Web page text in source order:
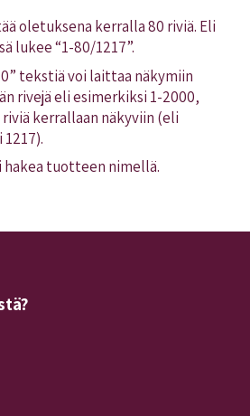
oletuksena kerralla 80 riviä. Eli
lukee “1-80/1217”.
tekstiä voi laittaa näkymiin
rivejä eli esimerkiksi 1-2000,
kerrallaan näkyviin (eli
hakea tuotteen nimellä.